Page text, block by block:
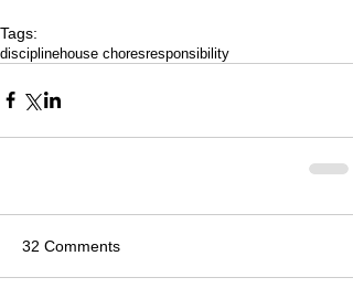
Tags:
disciplinehouse choresresponsibility
32 Comments